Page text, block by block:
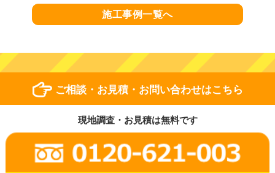
施工事例一覧へ
ご相談・お見積・お問い合わせはこちら
現地調査・お見積は無料です